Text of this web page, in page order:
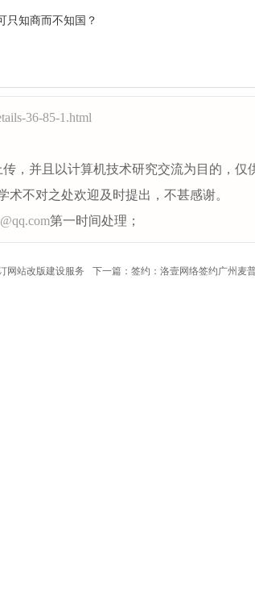
知商而不知国？
36-85-1.html
，并且以计算机技术研究交流为目的，仅
不对之处欢迎及时提出，不甚感谢。
第一时间处理；
网站改版建设服务 下一篇：签约：洛壹网络签约广州麦